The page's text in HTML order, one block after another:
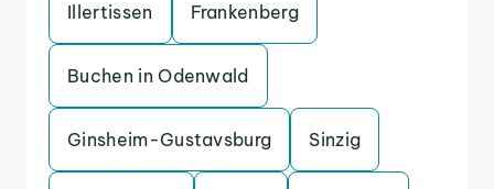
Illertissen Frankenberg
Buchen in Odenwald
Ginsheim-Gustavsburg Sinzig